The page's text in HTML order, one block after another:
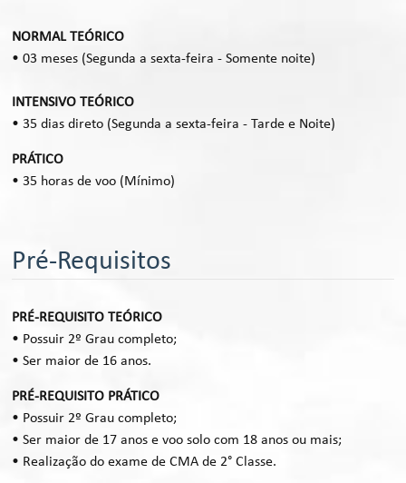
NORMAL TEÓRICO
•03 meses (Segunda a sexta-feira - Somente noite)
INTENSIVO TEÓRICO
•35 dias direto (Segunda a sexta-feira - Tarde e Noite)
PRÁTICO
•35 horas de voo (Mínimo)
Pré-Requisitos
PRÉ-REQUISITO TEÓRICO
• Possuir 2º Grau completo;
• Ser maior de 16 anos.
PRÉ-REQUISITO PRÁTICO
• Possuir 2º Grau completo;
• Ser maior de 17 anos e voo solo com 18 anos ou mais;
• Realização do exame de CMA de 2° Classe.